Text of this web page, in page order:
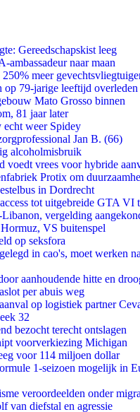
Gereedschapskist leeg
naar maan
meer
op 79-jarige leeftijd overleden
Mato Grosso binnen
81 jaar later
weer Spidey
Jan B. (66)
alcoholmisbruik
voedt vrees voor hybride
Protix om
in Dordrecht
tot uitgebreide GTA VI
vergelding
VS buitenspel
op seksfora
in cao's, moet werken
aanhoudende hitte en
per abuis weg
op logistiek partner
32
bezocht terecht ontslagen
voorverkiezing Michigan
voor 114 miljoen dollar
1-seizoen mogelijk in
veroordeelden onder
van diefstal en agressie